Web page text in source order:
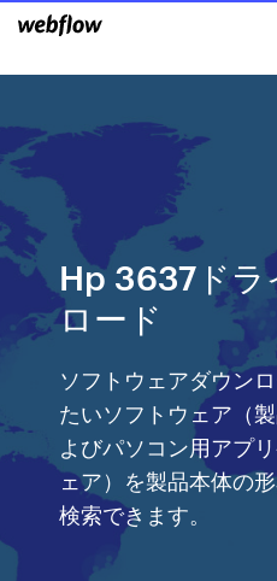
Hp 3637ドラ
ロード
ソフトウェアダウン
たいソフトウェア（
よびパソコン用アプ
ェア）を製品本体の
検索できます。